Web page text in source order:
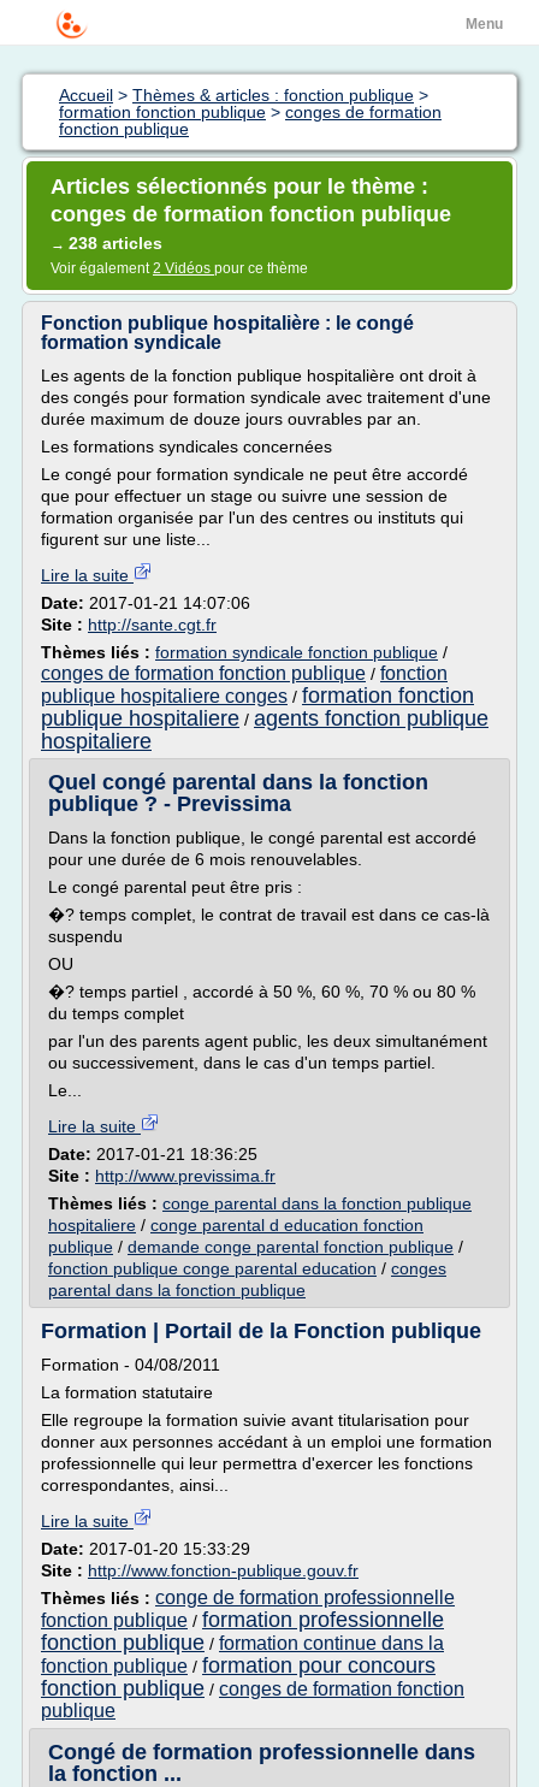
Menu
Accueil > Thèmes & articles : fonction publique >
formation fonction publique > conges de formation
fonction publique
Articles sélectionnés pour le thème :
conges de formation fonction publique
→ 238 articles
Voir également2 Vidéos pour ce thème
Fonction publique hospitalière : le congé
formation syndicale
Les agents de la fonction publique hospitalière ont droit à
des congés pour formation syndicale avec traitement d'une
durée maximum de douze jours ouvrables par an.
Les formations syndicales concernées
Le congé pour formation syndicale ne peut être accordé
que pour effectuer un stage ou suivre une session de
formation organisée par l'un des centres ou instituts qui
figurent sur une liste...
Lire la suite
Date: 2017-01-21 14:07:06
Site : http://sante.cgt.fr
Thèmes liés : formation syndicale fonction publique /
conges de formation fonction publique / fonction
publique hospitaliere conges / formation fonction
publique hospitaliere / agents fonction publique
hospitaliere
Quel congé parental dans la fonction
publique ? - Previssima
Dans la fonction publique, le congé parental est accordé
pour une durée de 6 mois renouvelables.
Le congé parental peut être pris :
�? temps complet, le contrat de travail est dans ce cas-là
suspendu
OU
�? temps partiel , accordé à 50 %, 60 %, 70 % ou 80 %
du temps complet
par l'un des parents agent public, les deux simultanément
ou successivement, dans le cas d'un temps partiel.
Le...
Lire la suite
Date: 2017-01-21 18:36:25
Site : http://www.previssima.fr
Thèmes liés : conge parental dans la fonction publique
hospitaliere / conge parental d education fonction
publique / demande conge parental fonction publique /
fonction publique conge parental education / conges
parental dans la fonction publique
Formation | Portail de la Fonction publique
Formation - 04/08/2011
La formation statutaire
Elle regroupe la formation suivie avant titularisation pour
donner aux personnes accédant à un emploi une formation
professionnelle qui leur permettra d'exercer les fonctions
correspondantes, ainsi...
Lire la suite
Date: 2017-01-20 15:33:29
Site : http://www.fonction-publique.gouv.fr
Thèmes liés : conge de formation professionnelle
fonction publique / formation professionnelle
fonction publique / formation continue dans la
fonction publique / formation pour concours
fonction publique / conges de formation fonction
publique
Congé de formation professionnelle dans
la fonction ...